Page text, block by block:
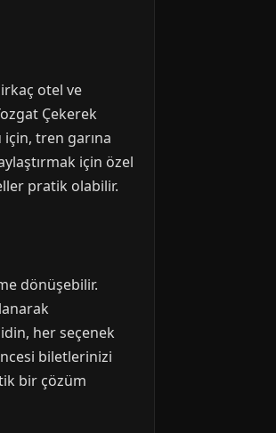
otel ve
Çekerek
tren garına
için özel
pratik olabilir.
dönüşebilir.
her seçenek
biletlerinizi
bir çözüm